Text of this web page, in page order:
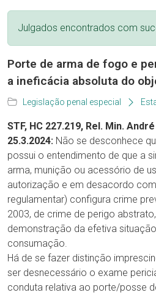
Julgados encontrados com
Porte de arma de fogo e
a ineficácia absoluta do
Legislação penal especial
STF, HC 227.219, Rel. Min.
25.3.2024: Não se desconhece
possui o entendimento de que a
arma, munição ou acessório de
autorização e em desacordo
regulamentar) configura crime
2003, de crime de perigo
demonstração da efetiva
consumação.
Há de se fazer distinção
ser desnecessário o exame
conduta relativa ao porte/posse